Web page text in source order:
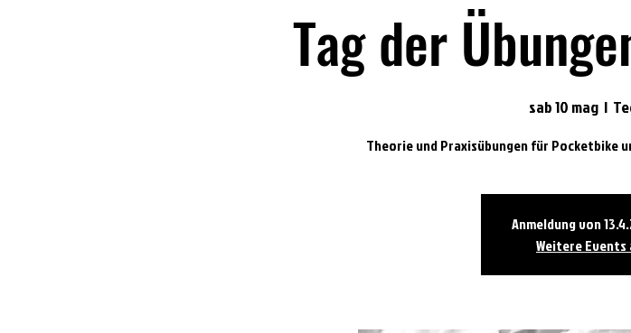
Tag der
sab 10 mag
  |
Theorie und Praxisübungen für Pocketbike
Anmeldung von
Weitere Events